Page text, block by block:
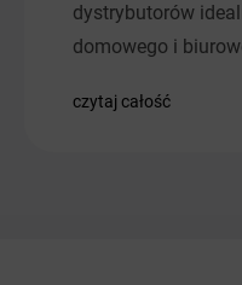
dystrybutorów
domowego i
czytaj całość